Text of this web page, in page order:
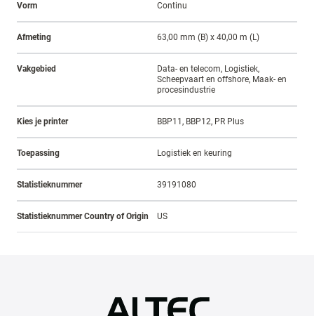
Vorm Continu
Afmeting 63,00 mm (B) x 40,00 m (L)
Vakgebied
Data- en telecom, Logistiek,
Scheepvaart en offshore, Maak- en
procesindustrie
Kies je printer BBP11, BBP12, PR Plus
Toepassing Logistiek en keuring
Statistieknummer 39191080
Statistieknummer Country of Origin US